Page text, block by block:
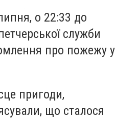
о 22:33 до
служби
про пожежу у
пригоди,
що сталося